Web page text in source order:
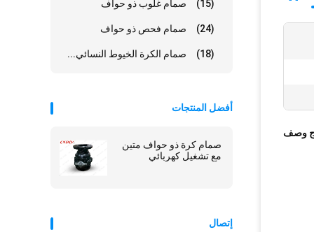
صمام غلوب ذو حواف (15)
صمام فحص ذو حواف (24)
صمام الكرة الخيوط النسائي... (18)
أفضل المنتجات
صمام كرة ذو حواف متين
مع تشغيل كهربائي
إتصال
وصف